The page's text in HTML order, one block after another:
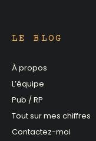
LE BLOG
À propos
L’équipe
Pub / RP
Tout sur mes chiffres
Contactez-moi